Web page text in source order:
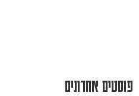
פוסטים אחרונים